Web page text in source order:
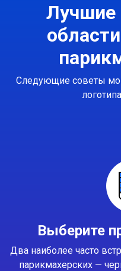
Лучшие
Следующие советы
Выберите
Два наиболее часто
парикмахерских —